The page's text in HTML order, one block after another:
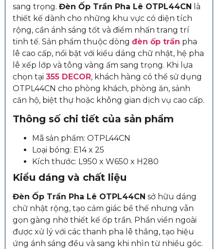
sang trọng. Đèn Ốp Trần Pha Lê OTPL44CN là
thiết kế dành cho những khu vực có diện tích
rộng, cần ánh sáng tốt và điểm nhấn trang trí
tinh tế. Sản phẩm thuộc dòng đèn ốp trần pha
lê cao cấp, nổi bật với kiểu dáng chữ nhật, hệ pha
lê xếp lớp và tông vàng ấm sang trọng. Khi lựa
chọn tại 355 DECOR, khách hàng có thể sử dụng
OTPL44CN cho phòng khách, phòng ăn, sảnh
căn hộ, biệt thự hoặc không gian dịch vụ cao cấp.
Thông số chi tiết của sản phẩm
Mã sản phẩm: OTPL44CN
Loại bóng: E14 x 25
Kích thước: L950 x W650 x H280
Kiểu dáng và chất liệu
Đèn Ốp Trần Pha Lê OTPL44CN sở hữu dáng
chữ nhật rộng, tạo cảm giác bề thế nhưng vẫn
gọn gàng nhờ thiết kế ốp trần. Phần viền ngoài
được xử lý với các thanh pha lê thẳng, tạo hiệu
ứng ánh sáng đều và sang khi nhìn từ nhiều góc.